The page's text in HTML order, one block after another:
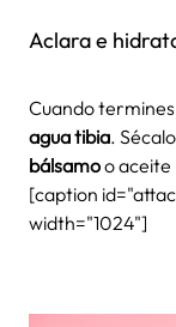
Aclara e
Cuando
agua tibia.
bálsamoo
[caption
width="1024"]